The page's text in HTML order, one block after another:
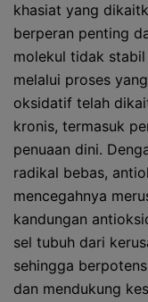
khasiat yang
berperan penting
molekul tidak
melalui proses
oksidatif telah
kronis, termasuk
penuaan dini.
radikal bebas,
mencegahnya
kandungan
sel tubuh dari
sehingga
dan mendukung